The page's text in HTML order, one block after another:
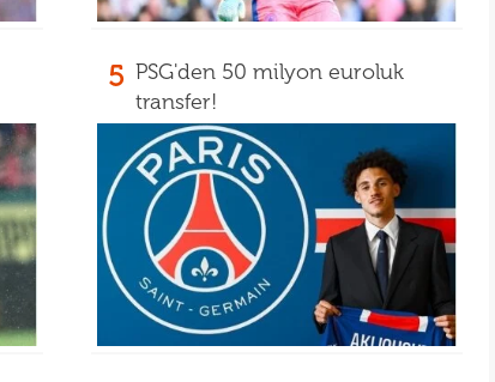
5 PSG'den 50 milyon euroluk
transfer!